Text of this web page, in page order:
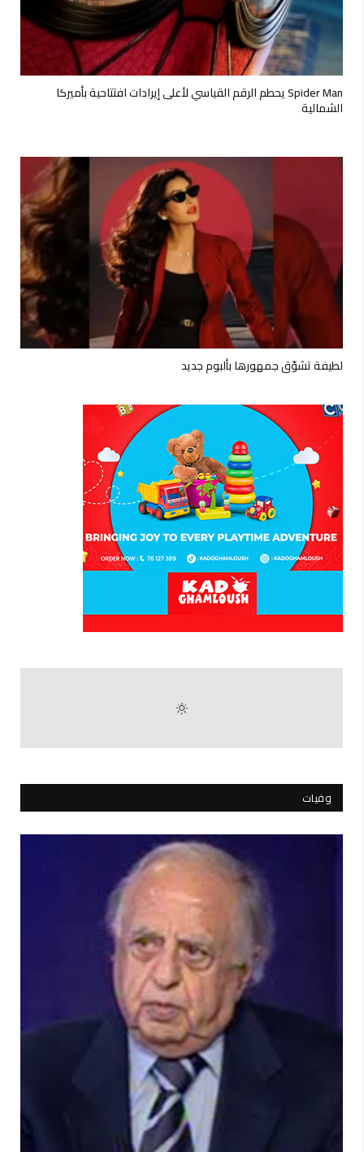
Spider Man يحطم الرقم القياسي لأعلى إيرادات افتتاحية بأميركا
الشمالية
لطيفة تشوّق جمهورها بألبوم جديد
وفيات